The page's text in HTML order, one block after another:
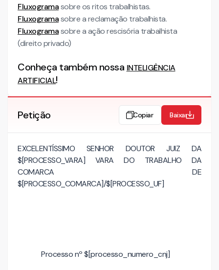
Fluxogramasobre os ritos trabalhistas.
Fluxogramasobre a reclamação trabalhista.
Fluxogramasobre a ação rescisória trabalhista
(direito privado)
Conheça também nossa INTELIGÊNCIA
ARTIFICIAL!
Petição Copiar Baixar
EXCELENTÍSSIMO SENHOR DOUTOR JUIZ DA
$[PROCESSO_VARA] VARA DO TRABALHO DA
COMARCA DE
$[PROCESSO_COMARCA]/$[PROCESSO_UF]
Processo nº $[processo_numero_cnj]